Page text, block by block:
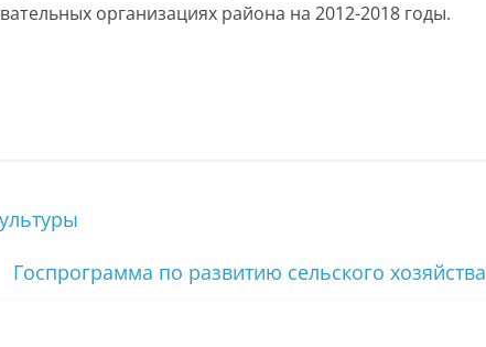
организациях района на 2012-2018 годы.
Госпрограмма по развитию сельского хозяйства